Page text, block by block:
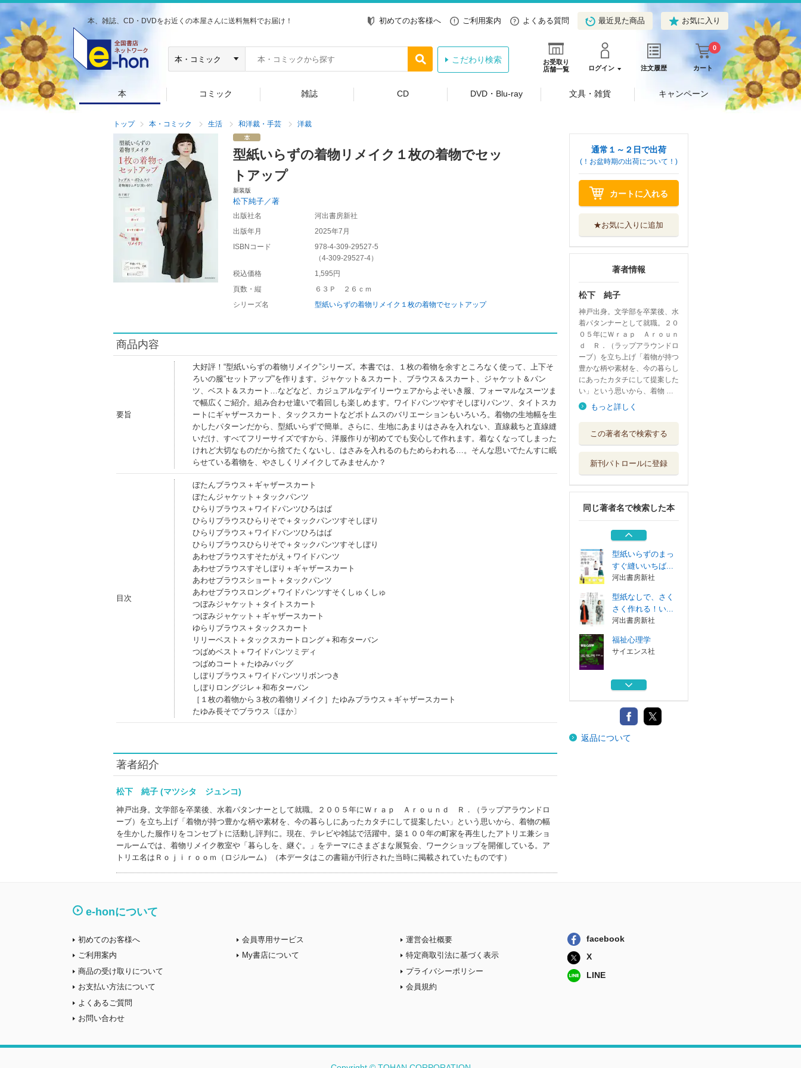
本、雑誌、CD・DVDをお近くの本屋さんに送料無料でお届け！ 初めてのお客様へ ご利用案内 よくある質問 最近見た商品 お気に入り
お受取り
店舗一覧
ログイン 注文履歴 カート
0
こだわり検索
本 コミック 雑誌 CD DVD・Blu-ray 文具・雑貨 キャンペーン
トップ 本・コミック 生活 和洋裁・手芸 洋裁
型紙いらずの着物リメイク１枚の着物でセッ
トアップ
新装版
松下純子／著
出版社名
河出書房新社
出版年月
2025年7月
ISBNコード
978-4-309-29527-5
（4-309-29527-4）
税込価格
1,595円
頁数・縦
６３Ｐ ２６ｃｍ
シリーズ名
型紙いらずの着物リメイク１枚の着物でセットアップ
商品内容
要旨
大好評！“型紙いらずの着物リメイク”シリーズ。本書では、１枚の着物を余すところなく使って、上下そ
ろいの服“セットアップ”を作ります。ジャケット＆スカート、ブラウス＆スカート、ジャケット＆パン
ツ、ベスト＆スカート…などなど、カジュアルなデイリーウェアからよそいき服、フォーマルなスーツま
で幅広くご紹介。組み合わせ違いで着回しも楽しめます。ワイドパンツやすそしぼりパンツ、タイトスカ
ートにギャザースカート、タックスカートなどボトムスのバリエーションもいろいろ。着物の生地幅を生
かしたパターンだから、型紙いらずで簡単。さらに、生地にあまりはさみを入れない、直線裁ちと直線縫
いだけ、すべてフリーサイズですから、洋服作りが初めてでも安心して作れます。着なくなってしまった
けれど大切なものだから捨てたくないし、はさみを入れるのもためらわれる…。そんな思いでたんすに眠
らせている着物を、やさしくリメイクしてみませんか？
目次
ぼたんブラウス＋ギャザースカート
ぼたんジャケット＋タックパンツ
ひらりブラウス＋ワイドパンツひろはば
ひらりブラウスひらりそで＋タックパンツすそしぼり
ひらりブラウス＋ワイドパンツひろはば
ひらりブラウスひらりそで＋タックパンツすそしぼり
あわせブラウスすそたがえ＋ワイドパンツ
あわせブラウスすそしぼり＋ギャザースカート
あわせブラウスショート＋タックパンツ
あわせブラウスロング＋ワイドパンツすそくしゅくしゅ
つぼみジャケット＋タイトスカート
つぼみジャケット＋ギャザースカート
ゆらりブラウス＋タックスカート
リリーベスト＋タックスカートロング＋和布ターバン
つばめベスト＋ワイドパンツミディ
つばめコート＋たゆみバッグ
しぼりブラウス＋ワイドパンツリボンつき
しぼりロングジレ＋和布ターバン
［１枚の着物から３枚の着物リメイク］たゆみブラウス＋ギャザースカート
たゆみ長そでブラウス〔ほか〕
著者紹介
松下 純子 (マツシタ ジュンコ)
神戸出身。文学部を卒業後、水着パタンナーとして就職。２００５年にＷｒａｐ Ａｒｏｕｎｄ Ｒ．（ラップアラウンドロ
ーブ）を立ち上げ「着物が持つ豊かな柄や素材を、今の暮らしにあったカタチにして提案したい」という思いから、着物の幅
を生かした服作りをコンセプトに活動し評判に。現在、テレビや雑誌で活躍中。築１００年の町家を再生したアトリエ兼ショ
ールームでは、着物リメイク教室や「暮らしを、継ぐ。」をテーマにさまざまな展覧会、ワークショップを開催している。ア
トリエ名はＲｏｊｉｒｏｏｍ（ロジルーム）（本データはこの書籍が刊行された当時に掲載されていたものです）
通常１～２日で出荷
(！お盆時期の出荷について！)
カートに入れる
★お気に入りに追加
著者情報
松下 純子
神戸出身。文学部を卒業後、水
着パタンナーとして就職。２０
０５年にＷｒａｐ Ａｒｏｕｎ
ｄ Ｒ．（ラップアラウンドロ
ーブ）を立ち上げ「着物が持つ
豊かな柄や素材を、今の暮らし
にあったカタチにして提案した
い」という思いから、着物 …
もっと詳しく
この著者名で検索する
新刊パトロールに登録
同じ著者名で検索した本
サイエンス社
型紙なしでまっす
日本ヴォーグ社
型紙いらずの着物
リメイク２Ｗａ...
河出書房新社
型紙いらずのまっ
すぐ縫いいちば...
河出書房新社
型紙なしで、さく
さく作れる！い...
河出書房新社
福祉心理学
サイエンス社
型紙なしでまっす
日本ヴォーグ社
型紙いらずの着物
リメイク２Ｗａ...
型紙いらずの着物
返品について
e-honについて
初めてのお客様へ
ご利用案内
商品の受け取りについて
お支払い方法について
よくあるご質問
お問い合わせ
会員専用サービス
My書店について
運営会社概要
特定商取引法に基づく表示
プライバシーポリシー
会員規約
facebook
X
LINE